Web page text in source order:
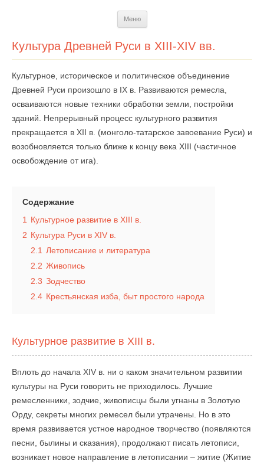
Меню
Культура Древней Руси в XIII-XIV вв.
Культурное, историческое и политическое объединение
Древней Руси произошло в IX в. Развиваются ремесла,
осваиваются новые техники обработки земли, постройки
зданий. Непрерывный процесс культурного развития
прекращается в XII в. (монголо-татарское завоевание Руси) и
возобновляется только ближе к концу века XIII (частичное
освобождение от ига).
Содержание
1
Культурное развитие в XIII в.
2 Культура Руси в XIV в.
2.1
Летописание и литература
2.2 Живопись
2.3 Зодчество
2.4 Крестьянская изба, быт простого народа
Культурное развитие в XIII в.
Вплоть до начала XIV в. ни о каком значительном развитии
культуры на Руси говорить не приходилось. Лучшие
ремесленники, зодчие, живописцы были угнаны в Золотую
Орду, секреты многих ремесел были утрачены. Но в это
время развивается устное народное творчество (появляются
песни, былины и сказания), продолжают писать летописи,
возникает новое направление в летописании – житие (Житие